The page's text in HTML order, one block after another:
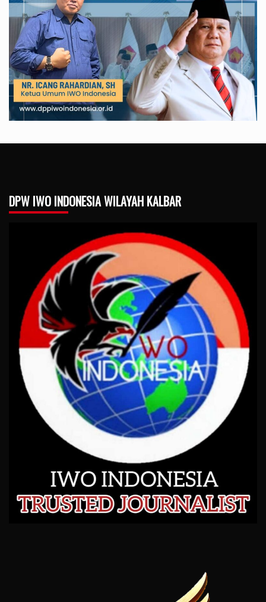
DPW IWO INDONESIA WILAYAH KALBAR